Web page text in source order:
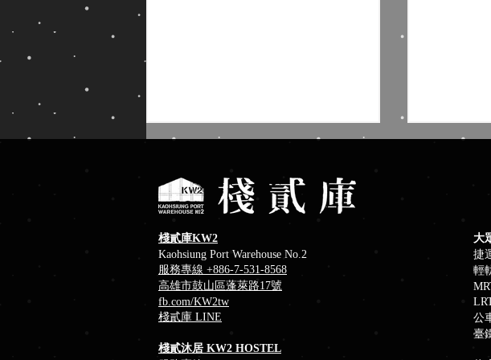
消暑冰品推薦！棧貳庫冰菓室
藍色狂
周六港
棧貳庫KW2
Kaohsiung Port Warehouse No.2
服務專線 +886-7-531-8568
高雄市鼓山區蓬萊路17號
fb.com/KW2tw
​棧貳庫 LINE
棧貳沐居 KW2 HOSTEL
大
捷
輕
公
臺